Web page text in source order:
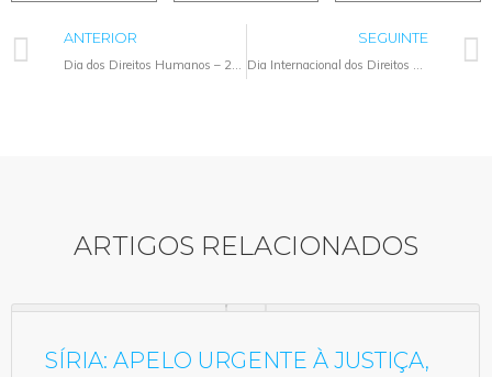
ANTERIOR
Dia dos Direitos Humanos – 2022
SEGUINTE
Dia Internacional dos Direitos Humanos 2023
ARTIGOS RELACIONADOS
SÍRIA: APELO URGENTE À JUSTIÇA,